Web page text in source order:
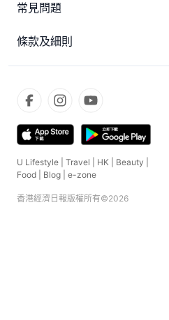
常見問題
條款及細則
U Lifestyle Travel HK Beauty
Food
Blog e-zone
香港經濟日報版權所有©2026